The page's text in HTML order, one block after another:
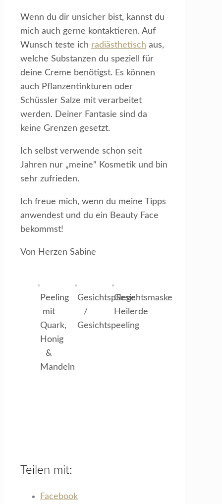
Wenn du dir unsicher bist, kannst du
mich auch gerne kontaktieren. Auf
Wunsch teste ich radiästhetisch aus,
welche Substanzen du speziell für
deine Creme benötigst. Es können
auch Pflanzentinkturen oder
Schüssler Salze mit verarbeitet
werden. Deiner Fantasie sind da
keine Grenzen gesetzt.
Ich selbst verwende schon seit
Jahren nur „meine“ Kosmetik und bin
sehr zufrieden.
Ich freue mich, wenn du meine Tipps
anwendest und du ein Beauty Face
bekommst!
Von Herzen Sabine
Peeling
mit
Quark,
Honig
&
Mandeln
Gesichtspflege
/
Gesichtspeeling
Gesichtsmaske
Heilerde
Teilen mit:
Facebook